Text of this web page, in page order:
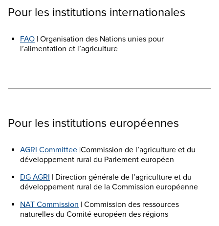
Pour les institutions internationales
FAO | Organisation des Nations unies pour
l’alimentation et l’agriculture
Pour les institutions européennes
AGRI Committee |Commission de l’agriculture et du
développement rural du Parlement européen
DG AGRI | Direction générale de l’agriculture et du
développement rural de la Commission européenne
NAT Commission | Commission des ressources
naturelles du Comité européen des régions